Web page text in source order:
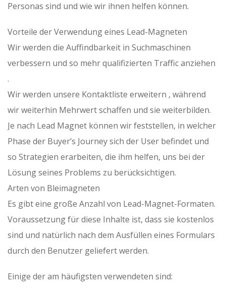
Personas sind und wie wir ihnen helfen können.
Vorteile der Verwendung eines Lead-Magneten
Wir werden die Auffindbarkeit in Suchmaschinen
verbessern und so mehr qualifizierten Traffic anziehen
.
Wir werden unsere Kontaktliste erweitern , während
wir weiterhin Mehrwert schaffen und sie weiterbilden.
Je nach Lead Magnet können wir feststellen, in welcher
Phase der Buyer’s Journey sich der User befindet und
so Strategien erarbeiten, die ihm helfen, uns bei der
Lösung seines Problems zu berücksichtigen.
Arten von Bleimagneten
Es gibt eine große Anzahl von Lead-Magnet-Formaten.
Voraussetzung für diese Inhalte ist, dass sie kostenlos
sind und natürlich nach dem Ausfüllen eines Formulars
durch den Benutzer geliefert werden.
Einige der am häufigsten verwendeten sind: